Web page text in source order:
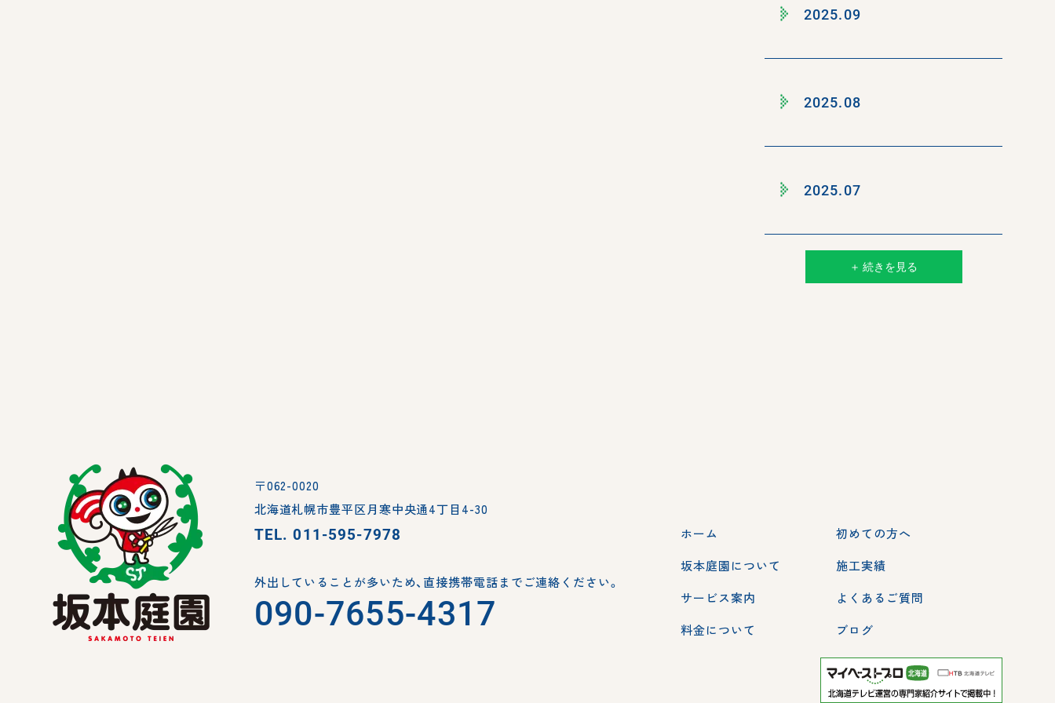
2025.09
2025.08
2025.07
＋ 続きを見る
〒062-0020
北海道札幌市豊平区月寒中央通4丁目4-30
TEL.011-595-7978
外出していることが多いため、 直接携帯電話までご連絡ください。
090-7655-4317
ホーム
坂本庭園について
サービス案内
料金について
初めての方へ
施工実績
よくあるご質問
ブログ